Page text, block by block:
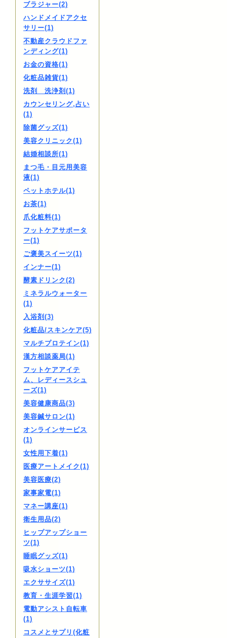
ブラジャー(2)
ハンドメイドアクセ
サリー(1)
不動産クラウドファ
ンディング(1)
お金の資格(1)
化粧品雑貨(1)
洗剤 洗浄剤(1)
カウンセリング,占い
(1)
除菌グッズ(1)
美容クリニック(1)
結婚相談所(1)
まつ毛・目元用美容
液(1)
ペットホテル(1)
お茶(1)
爪化粧料(1)
フットケアサポータ
ー(1)
ご褒美スイーツ(1)
インナー(1)
酵素ドリンク(2)
ミネラルウォーター
(1)
入浴剤(3)
化粧品/スキンケア(5)
マルチプロテイン(1)
漢方相談薬局(1)
フットケアアイテ
ム、レディースシュ
ーズ(1)
美容健康商品(3)
美容鍼サロン(1)
オンラインサービス
(1)
女性用下着(1)
医療アートメイク(1)
美容医療(2)
家事家電(1)
マネー講座(1)
衛生用品(2)
ヒップアップショー
ツ(1)
睡眠グッズ(1)
吸水ショーツ(1)
エクササイズ(1)
教育・生涯学習(1)
電動アシスト自転車
(1)
コスメとサプリ(化粧